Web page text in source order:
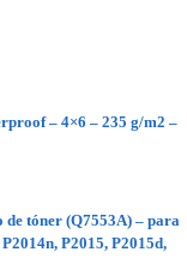
– 4×6 – 235 g/m2 –
tóner (Q7553A) – para
P2015, P2015d,